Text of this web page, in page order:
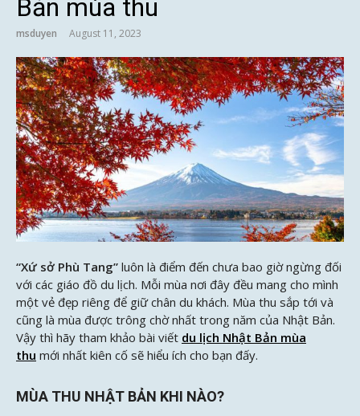
Bản mùa thu
msduyen August 11, 2023
“Xứ sở Phù Tang” luôn là điểm đến chưa bao giờ ngừng đối
với các giáo đồ du lịch. Mỗi mùa nơi đây đều mang cho mình
một vẻ đẹp riêng để giữ chân du khách. Mùa thu sắp tới và
cũng là mùa được trông chờ nhất trong năm của Nhật Bản.
Vậy thì hãy tham khảo bài viết du lịch Nhật Bản mùa
thu mới nhất kiên cố sẽ hiểu ích cho bạn đấy.
MÙA THU NHẬT BẢN KHI NÀO?